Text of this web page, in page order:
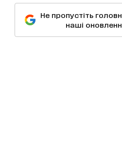
Не пропустіть
наші